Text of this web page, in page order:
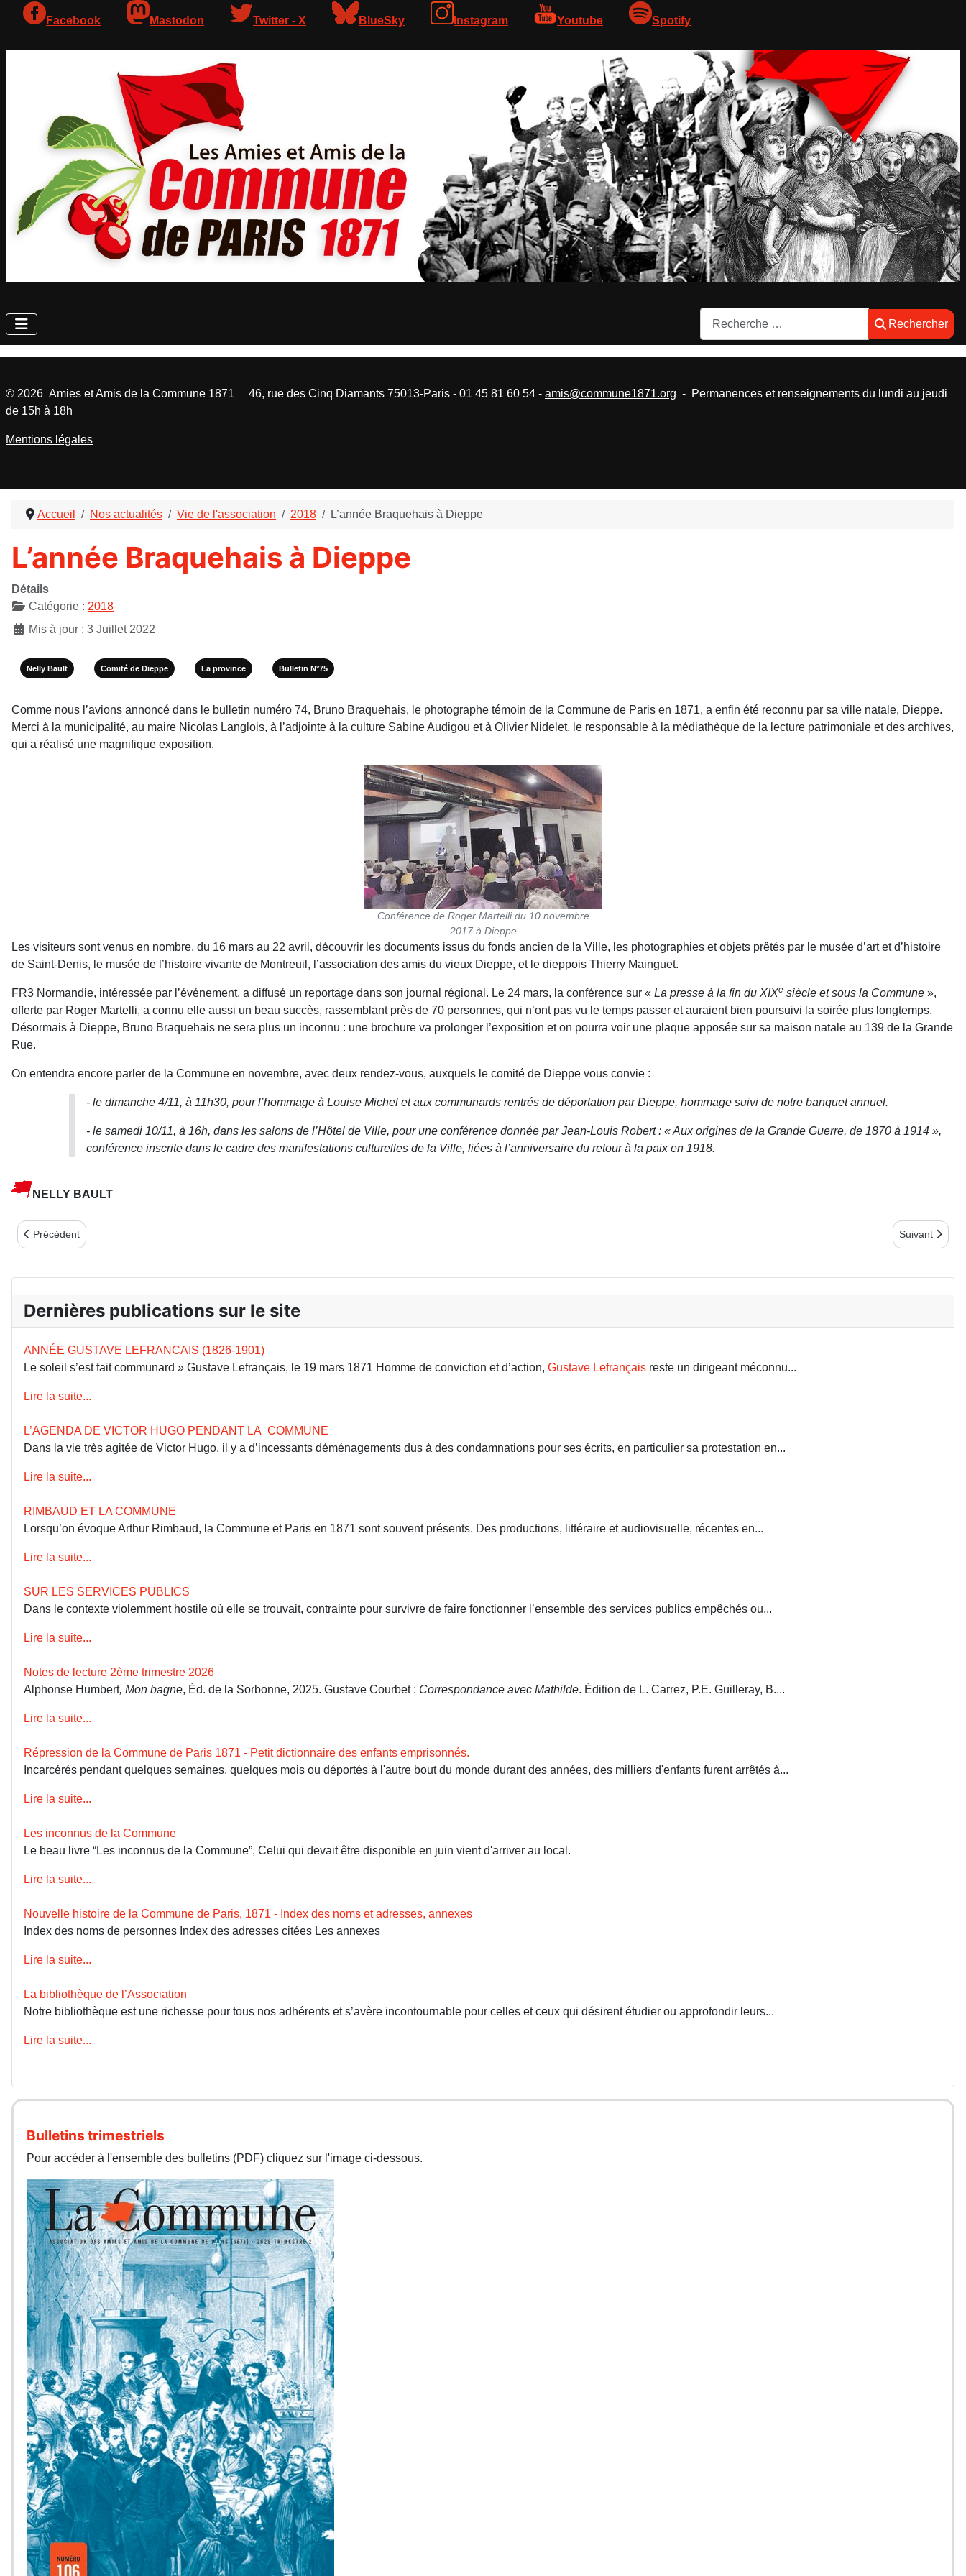
Facebook Mastodon Twitter - X BlueSky Instagram Youtube Spotify
Rechercher
Rechercher
Accueil Nos actualités Vie de l'association 2018 L’année Braquehais à Dieppe
L’année Braquehais à Dieppe
Détails
Catégorie : 2018
Mis à jour : 3 Juillet 2022
Nelly Bault Comité de Dieppe La province Bulletin N°75
Comme nous l’avions annoncé dans le bulletin numéro 74, Bruno Braquehais, le photographe témoin de la Commune de Paris en 1871, a enfin été reconnu par sa ville natale, Dieppe.
Merci à la municipalité, au maire Nicolas Langlois, à l’adjointe à la culture Sabine Audigou et à Olivier Nidelet, le responsable à la médiathèque de la lecture patrimoniale et des archives,
qui a réalisé une magnifique exposition.
Conférence de Roger Martelli du 10 novembre
2017 à Dieppe
Les visiteurs sont venus en nombre, du 16 mars au 22 avril, découvrir les documents issus du fonds ancien de la Ville, les photographies et objets prêtés par le musée d’art et d’histoire
de Saint-Denis, le musée de l’histoire vivante de Montreuil, l’association des amis du vieux Dieppe, et le dieppois Thierry Mainguet.
FR3 Normandie, intéressée par l’événement, a diffusé un reportage dans son journal régional. Le 24 mars, la conférence sur « La presse à la fin du XIXe siècle et sous la Commune »,
offerte par Roger Martelli, a connu elle aussi un beau succès, rassemblant près de 70 personnes, qui n’ont pas vu le temps passer et auraient bien poursuivi la soirée plus longtemps.
Désormais à Dieppe, Bruno Braquehais ne sera plus un inconnu : une brochure va prolonger l’exposition et on pourra voir une plaque apposée sur sa maison natale au 139 de la Grande
Rue.
On entendra encore parler de la Commune en novembre, avec deux rendez-vous, auxquels le comité de Dieppe vous convie :
- le dimanche 4/11, à 11h30, pour l’hommage à Louise Michel et aux communards rentrés de déportation par Dieppe, hommage suivi de notre banquet annuel.
- le samedi 10/11, à 16h, dans les salons de l’Hôtel de Ville, pour une conférence donnée par Jean-Louis Robert : « Aux origines de la Grande Guerre, de 1870 à 1914 »,
conférence inscrite dans le cadre des manifestations culturelles de la Ville, liées à l’anniversaire du retour à la paix en 1918.
NELLY BAULT
Article précédent : NOTRE ASSEMBLÉE GÉNÉRALE 2018
Précédent Article suivant
Suivant
Dernières publications sur le site
ANNÉE GUSTAVE LEFRANCAIS (1826-1901)
Le soleil s’est fait communard » Gustave Lefrançais, le 19 mars 1871 Homme de conviction et d’action, Gustave Lefrançais reste un dirigeant méconnu...
Lire la suite...
L’AGENDA DE VICTOR HUGO PENDANT LA COMMUNE
Dans la vie très agitée de Victor Hugo, il y a d’incessants déménagements dus à des condamnations pour ses écrits, en particulier sa protestation en...
Lire la suite...
RIMBAUD ET LA COMMUNE
Lorsqu’on évoque Arthur Rimbaud, la Commune et Paris en 1871 sont souvent présents. Des productions, littéraire et audiovisuelle, récentes en...
Lire la suite...
SUR LES SERVICES PUBLICS
Dans le contexte violemment hostile où elle se trouvait, contrainte pour survivre de faire fonctionner l’ensemble des services publics empêchés ou...
Lire la suite...
Notes de lecture 2ème trimestre 2026
Alphonse Humbert, Mon bagne, Éd. de la Sorbonne, 2025. Gustave Courbet : Correspondance avec Mathilde. Édition de L. Carrez, P.E. Guilleray, B....
Lire la suite...
Répression de la Commune de Paris 1871 - Petit dictionnaire des enfants emprisonnés.
Incarcérés pendant quelques semaines, quelques mois ou déportés à l'autre bout du monde durant des années, des milliers d'enfants furent arrêtés à...
Lire la suite...
Les inconnus de la Commune
Le beau livre “Les inconnus de la Commune”, Celui qui devait être disponible en juin vient d'arriver au local.
Lire la suite...
Nouvelle histoire de la Commune de Paris, 1871 - Index des noms et adresses, annexes
Index des noms de personnes Index des adresses citées Les annexes
Lire la suite...
La bibliothèque de l’Association
Notre bibliothèque est une richesse pour tous nos adhérents et s’avère incontournable pour celles et ceux qui désirent étudier ou approfondir leurs...
Lire la suite...
Bulletins trimestriels
Pour accéder à l'ensemble des bulletins (PDF) cliquez sur l'image ci-dessous.
© 2026 Amies et Amis de la Commune 1871 46, rue des Cinq Diamants 75013-Paris - 01 45 81 60 54 - amis@commune1871.org - Permanences et renseignements du lundi au jeudi
de 15h à 18h
Mentions légales